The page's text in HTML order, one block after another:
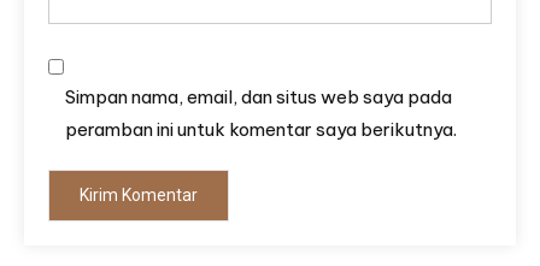
Simpan nama, email, dan situs web saya pada
peramban ini untuk komentar saya berikutnya.